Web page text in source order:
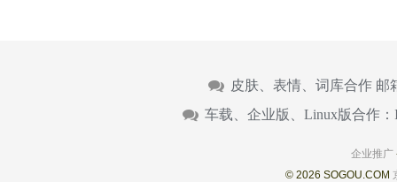
皮肤、表情、词库合作 邮
车载、企业版、Linux版合作：
企业推广
© 2026 SOGOU.COM